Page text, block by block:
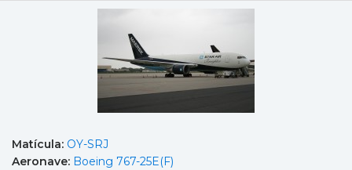
Matícula: OY-SRJ
Aeronave: Boeing 767-25E(F)